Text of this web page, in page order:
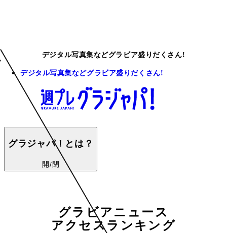
デジタル写真集などグラビア盛りだくさん!
デジタル写真集などグラビア盛りだくさん!
グラジャパ！とは？
開/閉
グラビアニュース
アクセスランキング